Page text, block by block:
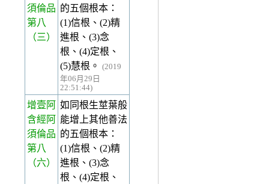
須倫品
第八
（三）
的五個根本：
(1)信根、(2)精
進根、(3)念
根、(4)定根、
(5)慧根。
(2019
年06月29日
22:51:44)
增壹阿
含經阿
須倫品
第八
（六）
如同根生莖葉般
能增上其他善法
的五個根本：
(1)信根、(2)精
進根、(3)念
根、(4)定根、